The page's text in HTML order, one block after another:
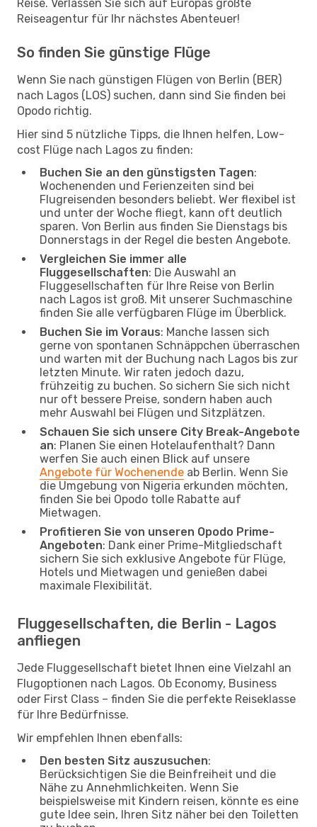
Reise. Verlassen Sie sich auf Europas größte
Reiseagentur für Ihr nächstes Abenteuer!
So finden Sie günstige Flüge
Wenn Sie nach günstigen Flügen von Berlin (BER)
nach Lagos (LOS) suchen, dann sind Sie finden bei
Opodo richtig.
Hier sind 5 nützliche Tipps, die Ihnen helfen, Low-
cost Flüge nach Lagos zu finden:
Buchen Sie an den günstigsten Tagen:
Wochenenden und Ferienzeiten sind bei
Flugreisenden besonders beliebt. Wer flexibel ist
und unter der Woche fliegt, kann oft deutlich
sparen. Von Berlin aus finden Sie Dienstags bis
Donnerstags in der Regel die besten Angebote.
Vergleichen Sie immer alle
Fluggesellschaften: Die Auswahl an
Fluggesellschaften für Ihre Reise von Berlin
nach Lagos ist groß. Mit unserer Suchmaschine
finden Sie alle verfügbaren Flüge im Überblick.
Buchen Sie im Voraus: Manche lassen sich
gerne von spontanen Schnäppchen überraschen
und warten mit der Buchung nach Lagos bis zur
letzten Minute. Wir raten jedoch dazu,
frühzeitig zu buchen. So sichern Sie sich nicht
nur oft bessere Preise, sondern haben auch
mehr Auswahl bei Flügen und Sitzplätzen.
Schauen Sie sich unsere City Break-Angebote
an: Planen Sie einen Hotelaufenthalt? Dann
werfen Sie auch einen Blick auf unsere
Angebote für Wochenende ab Berlin. Wenn Sie
die Umgebung von Nigeria erkunden möchten,
finden Sie bei Opodo tolle Rabatte auf
Mietwagen.
Profitieren Sie von unseren Opodo Prime-
Angeboten: Dank einer Prime-Mitgliedschaft
sichern Sie sich exklusive Angebote für Flüge,
Hotels und Mietwagen und genießen dabei
maximale Flexibilität.
Fluggesellschaften, die Berlin - Lagos
anfliegen
Jede Fluggesellschaft bietet Ihnen eine Vielzahl an
Flugoptionen nach Lagos. Ob Economy, Business
oder First Class – finden Sie die perfekte Reiseklasse
für Ihre Bedürfnisse.
Wir empfehlen Ihnen ebenfalls:
Den besten Sitz auszusuchen:
Berücksichtigen Sie die Beinfreiheit und die
Nähe zu Annehmlichkeiten. Wenn Sie
beispielsweise mit Kindern reisen, könnte es eine
gute Idee sein, Ihren Sitz näher bei den Toiletten